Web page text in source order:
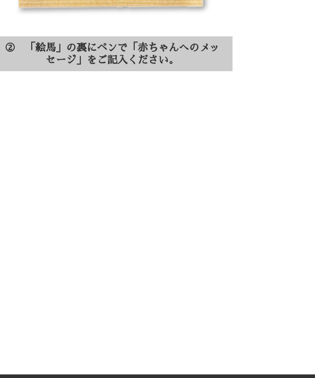
② 「絵馬」の裏にペンで「赤ちゃんへのメッ
セージ」をご記入ください。